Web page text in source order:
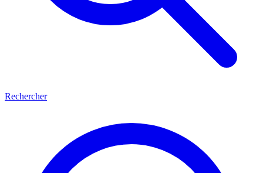
Rechercher